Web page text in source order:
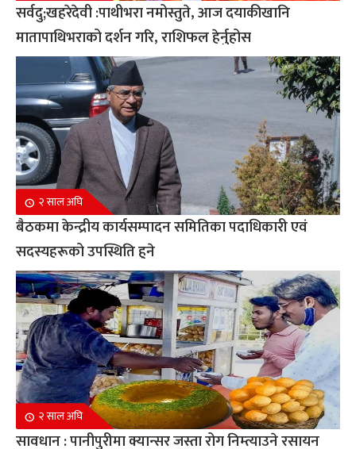
सर्वदु;खहरेदेवी :पाथीभरा नमोस्तुते, आज दयाकीखानि
मातापाथिभराको दर्शन गरि, राशिफल हेर्नुहोस
२ साल अघि
बैठकमा केन्द्रीय कार्यसम्पादन समितिका पदाधिकारी एवं
सदस्यहरूको उपस्थिति हुने
२ साल अघि
सावधान : पानीपुरीमा क्यान्सर जस्ता रोग निम्त्याउने रसायन